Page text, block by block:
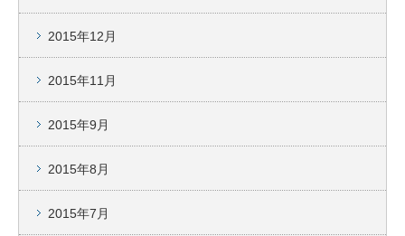
2015年12月
2015年11月
2015年9月
2015年8月
2015年7月